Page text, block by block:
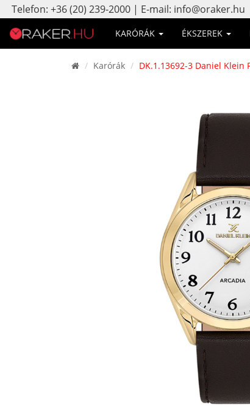
Telefon: +36 (20) 239-2000 | E-mail: info@oraker.hu
KARÓRÁK ÉKSZEREK
Karórák DK.1.13692-3 Daniel